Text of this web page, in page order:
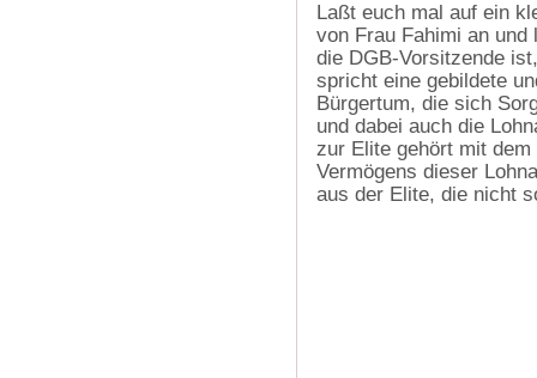
Laßt euch mal auf ein
von Frau Fahimi an
die DGB-Vorsitzende
spricht eine gebildete
Bürgertum, die sich
und dabei auch die
zur Elite gehört mit
Vermögens dieser
aus der Elite, die nicht